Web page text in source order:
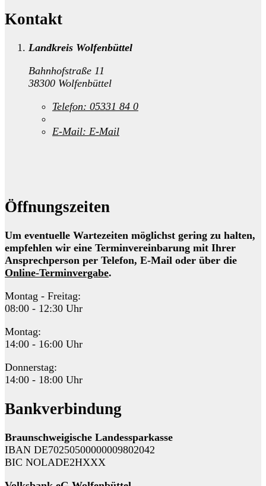
Kontakt
Landkreis Wolfenbüttel
Bahnhofstraße 11
38300 Wolfenbüttel
Telefon: 05331 84 0
E-Mail: E-Mail
Öffnungszeiten
Um eventuelle Wartezeiten möglichst gering zu halten,
empfehlen wir eine Terminvereinbarung mit Ihrer
Ansprechperson per Telefon, E-Mail oder über die
Online-Terminvergabe.
Montag - Freitag:
08:00 - 12:30 Uhr
Montag:
14:00 - 16:00 Uhr
Donnerstag:
14:00 - 18:00 Uhr
Bankverbindung
Braunschweigische Landessparkasse
IBAN DE70250500000009802042
BIC NOLADE2HXXX